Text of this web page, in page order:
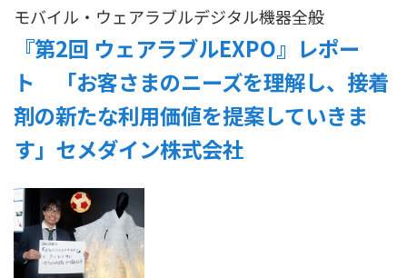
モバイル・ウェアラブルデジタル機器全般
『第2回 ウェアラブルEXPO』レポー
ト 「お客さまのニーズを理解し、接着
剤の新たな利用価値を提案していきま
す」セメダイン株式会社